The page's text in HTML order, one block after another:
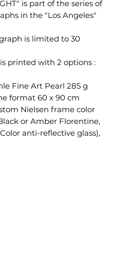
is part of the series of
in the "Los Angeles"
is limited to 30
printed with 2 options :
Fine Art Pearl 285 g
format 60 x 90 cm
Nielsen frame color
or Amber Florentine,
anti-reflective glass),